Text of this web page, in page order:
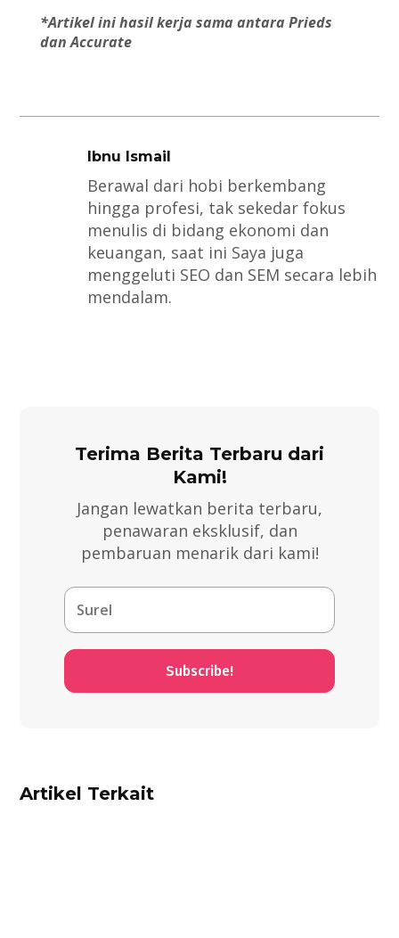
*Artikel ini hasil kerja sama antara Prieds
dan Accurate
Ibnu Ismail
Berawal dari hobi berkembang
hingga profesi, tak sekedar fokus
menulis di bidang ekonomi dan
keuangan, saat ini Saya juga
menggeluti SEO dan SEM secara lebih
mendalam.
Terima Berita Terbaru dari
Kami!
Jangan lewatkan berita terbaru,
penawaran eksklusif, dan
pembaruan menarik dari kami!
Subscribe!
Artikel Terkait